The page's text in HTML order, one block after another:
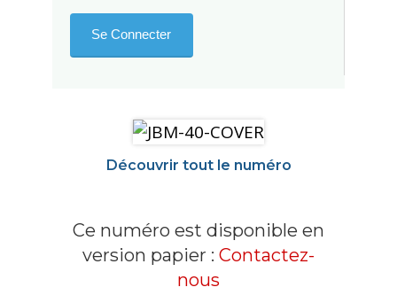
Découvrir tout le numéro
Ce numéro est disponible en
version papier : Contactez-
nous